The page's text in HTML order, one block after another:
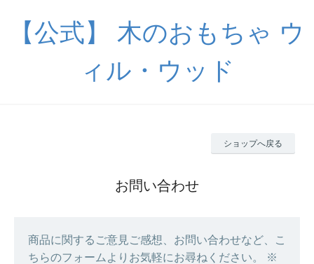
【公式】 木のおもちゃ ウ
ィル・ウッド
ショップへ戻る
お問い合わせ
商品に関するご意見ご感想、お問い合わせなど、こ
ちらのフォームよりお気軽にお尋ねください。 ※